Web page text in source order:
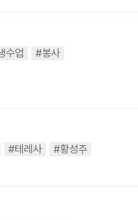
수업
#봉사
#테레사 #황성주